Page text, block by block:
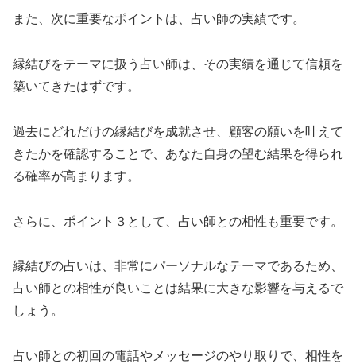
また、次に重要なポイントは、占い師の実績です。
縁結びをテーマに扱う占い師は、その実績を通じて信頼を
築いてきたはずです。
過去にどれだけの縁結びを成就させ、顧客の願いを叶えて
きたかを確認することで、あなた自身の望む結果を得られ
る確率が高まります。
さらに、ポイント３として、占い師との相性も重要です。
縁結びの占いは、非常にパーソナルなテーマであるため、
占い師との相性が良いことは結果に大きな影響を与えるで
しょう。
占い師との初回の電話やメッセージのやり取りで、相性を